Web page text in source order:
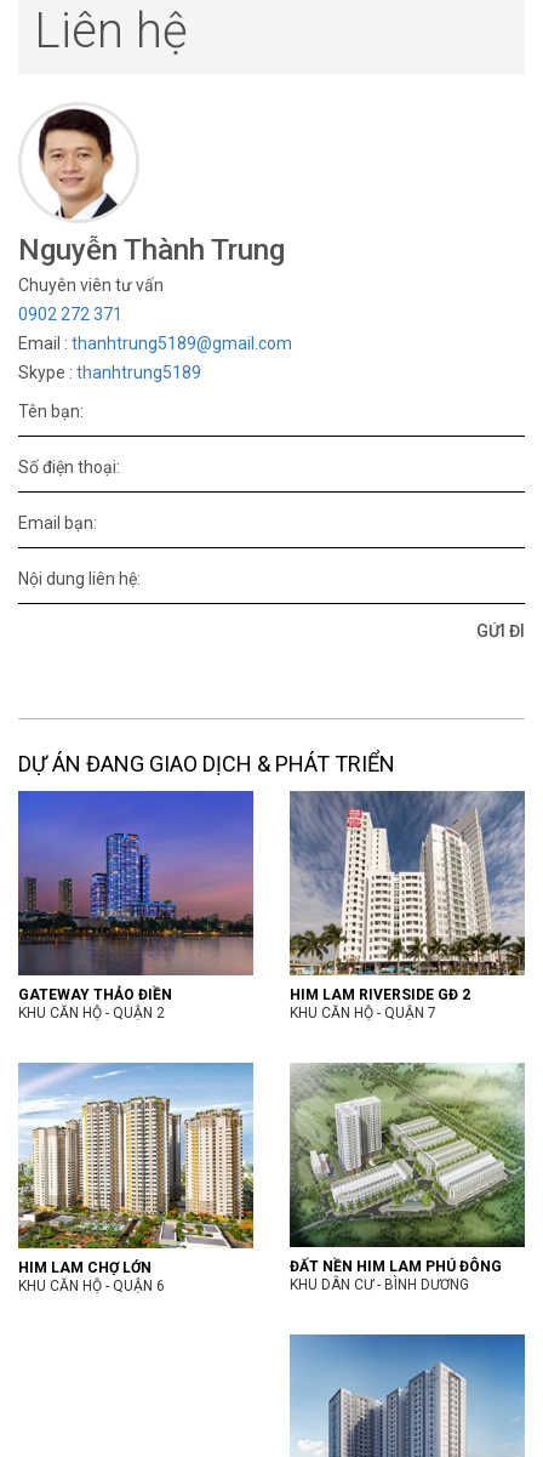
Liên hệ
Nguyễn Thành Trung
Chuyên viên tư vấn
0902 272 371
Email : thanhtrung5189@gmail.com
Skype : thanhtrung5189
Tên bạn:
Số điện thoại:
Email bạn:
Nội dung liên hệ:
DỰ ÁN ĐANG GIAO DỊCH & PHÁT TRIỂN
GATEWAY THẢO ĐIỀN
KHU CĂN HỘ - QUẬN 2
HIM LAM RIVERSIDE GĐ 2
KHU CĂN HỘ - QUẬN 7
HIM LAM CHỢ LỚN
KHU CĂN HỘ - QUẬN 6
ĐẤT NỀN HIM LAM PHÚ ĐÔNG
KHU DÂN CƯ - BÌNH DƯƠNG